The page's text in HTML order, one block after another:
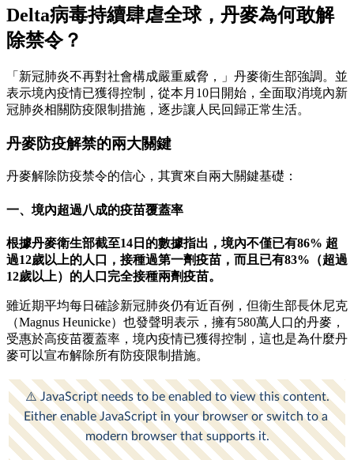
Delta病毒持續肆虐全球，丹麥為何敢解
除禁令？
「新冠肺炎不再對社會構成嚴重威脅，」丹麥衛生部強調。並
表示境內疫情已獲得控制，從本月10日開始，全面取消境內新
冠肺炎相關防疫限制措施，逐步讓人民回歸正常生活。
丹麥防疫解禁的兩大關鍵
丹麥解除防疫禁令的信心，其實來自兩大關鍵基礎：
一、境內超過八成的疫苗覆蓋率
根據丹麥衛生部截至14日的數據指出，境內不僅已有86% 超
過12歲以上的人口，接種過第一劑疫苗，而且已有83%（超過
12歲以上）的人口完全接種兩劑疫苗。
雖近期平均每日確診新冠肺炎仍有近百例，但衛生部長休尼克
（Magnus Heunicke）也發聲明表示，擁有580萬人口的丹麥，
受惠於高疫苗覆蓋率，境內疫情已獲得控制，這也是為什麼丹
麥可以宣布解除所有防疫限制措施。